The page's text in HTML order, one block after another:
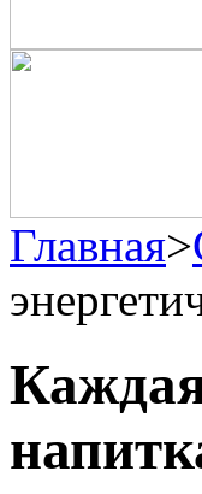
Главная>